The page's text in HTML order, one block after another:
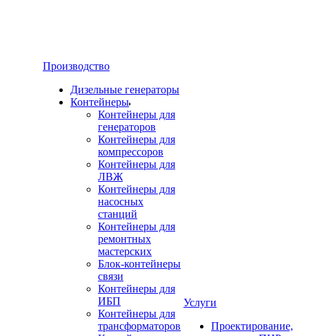
Производство
Дизельные генераторы
Контейнеры
Контейнеры для
генераторов
Контейнеры для
компрессоров
Контейнеры для
ЛВЖ
Контейнеры для
насосных
станций
Контейнеры для
ремонтных
мастерских
Блок-контейнеры
связи
Контейнеры для
ИБП
Контейнеры для
трансформаторов
Услуги
Проектирование,